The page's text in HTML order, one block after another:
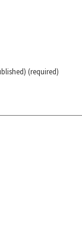
publica no
Nossas lutas
(required)